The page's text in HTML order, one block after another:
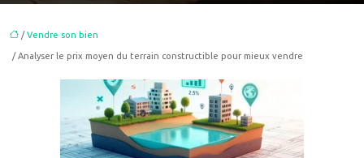
/Vendre son bien
/ Analyser le prix moyen du terrain constructible pour mieux vendre